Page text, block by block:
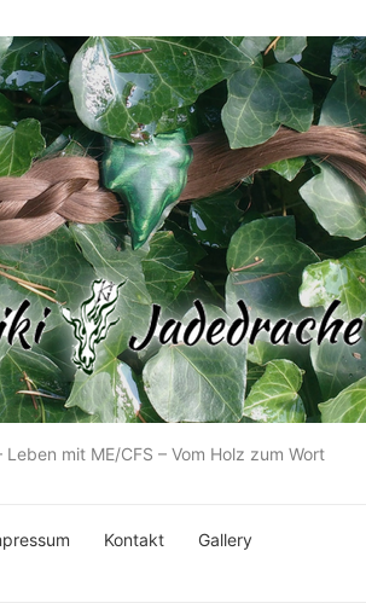
mit ME/CFS – Vom Holz zum Wort
Kontakt
Gallery